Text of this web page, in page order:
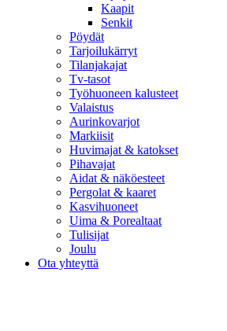
Kaapit
Senkit
Pöydät
Tarjoilukärryt
Tilanjakajat
Tv-tasot
Työhuoneen kalusteet
Valaistus
Aurinkovarjot
Markiisit
Huvimajat & katokset
Pihavajat
Aidat & näköesteet
Pergolat & kaaret
Kasvihuoneet
Uima & Porealtaat
Tulisijat
Joulu
Ota yhteyttä